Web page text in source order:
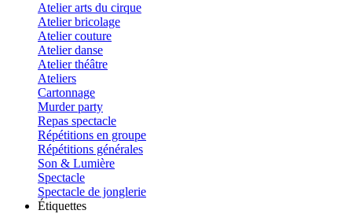
Atelier arts du cirque
Atelier bricolage
Atelier couture
Atelier danse
Atelier théâtre
Ateliers
Cartonnage
Murder party
Repas spectacle
Répétitions en groupe
Répétitions générales
Son & Lumière
Spectacle
Spectacle de jonglerie
Étiquettes